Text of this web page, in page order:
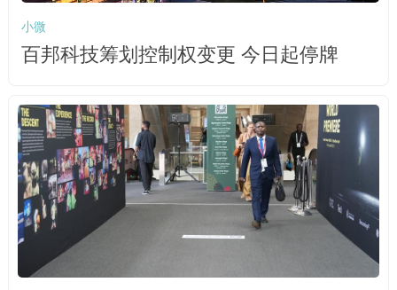
小微
百邦科技筹划控制权变更 今日起停牌